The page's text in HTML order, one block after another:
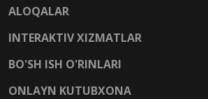
ALOQALAR
INTERAKTIV XIZMATLAR
BO'SH ISH O'RINLARI
ONLAYN KUTUBXONA